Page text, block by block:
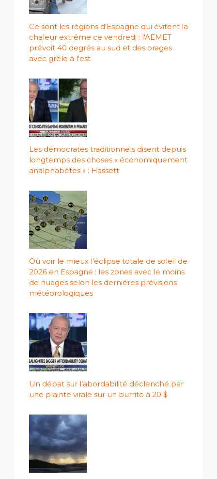
Ce sont les régions d'Espagne qui évitent la
chaleur extrême ce vendredi : l'AEMET
prévoit 40 degrés au sud et des orages
avec grêle à l'est
Les démocrates traditionnels disent depuis
longtemps des choses « économiquement
analphabètes » : Hassett
Où voir le mieux l'éclipse totale de soleil de
2026 en Espagne : les zones avec le moins
de nuages ​​selon les dernières prévisions
météorologiques
Un débat sur l’abordabilité déclenché par
une plainte virale sur un burrito à 20 $